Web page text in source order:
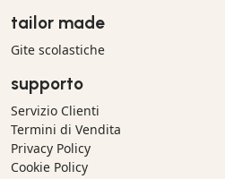
tailor made
Gite scolastiche
supporto
Servizio Clienti
Termini di Vendita
Privacy Policy
Cookie Policy